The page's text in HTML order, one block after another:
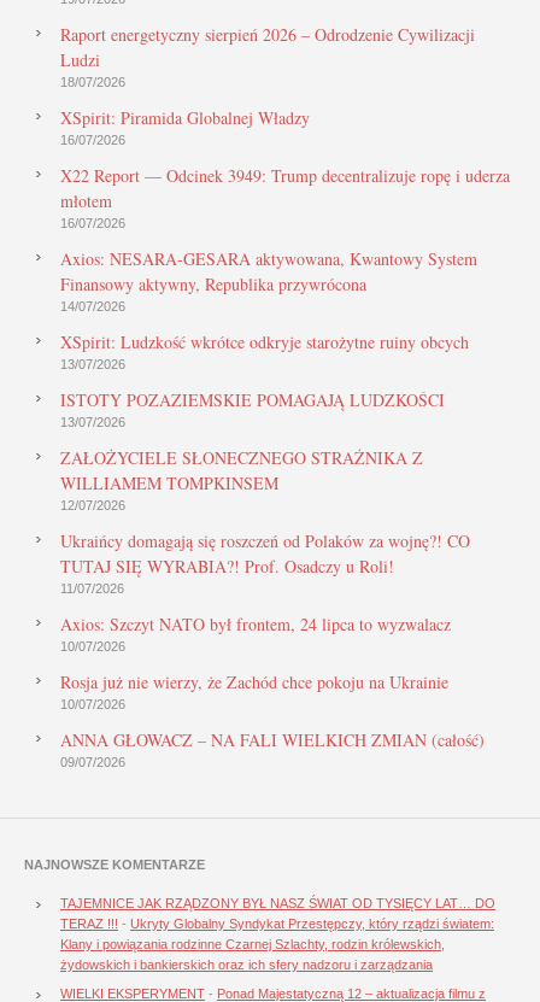
Raport energetyczny sierpień 2026 – Odrodzenie Cywilizacji
Ludzi
18/07/2026
XSpirit: Piramida Globalnej Władzy
16/07/2026
X22 Report — Odcinek 3949: Trump decentralizuje ropę i uderza
młotem
16/07/2026
Axios: NESARA-GESARA aktywowana, Kwantowy System
Finansowy aktywny, Republika przywrócona
14/07/2026
XSpirit: Ludzkość wkrótce odkryje starożytne ruiny obcych
13/07/2026
ISTOTY POZAZIEMSKIE POMAGAJĄ LUDZKOŚCI
13/07/2026
ZAŁOŻYCIELE SŁONECZNEGO STRAŻNIKA Z
WILLIAMEM TOMPKINSEM
12/07/2026
Ukraińcy domagają się roszczeń od Polaków za wojnę?! CO
TUTAJ SIĘ WYRABIA?! Prof. Osadczy u Roli!
11/07/2026
Axios: Szczyt NATO był frontem, 24 lipca to wyzwalacz
10/07/2026
Rosja już nie wierzy, że Zachód chce pokoju na Ukrainie
10/07/2026
ANNA GŁOWACZ – NA FALI WIELKICH ZMIAN (całość)
09/07/2026
NAJNOWSZE KOMENTARZE
TAJEMNICE JAK RZĄDZONY BYŁ NASZ ŚWIAT OD TYSIĘCY LAT… DO
TERAZ !!! - Ukryty Globalny Syndykat Przestępczy, który rządzi światem:
Klany i powiązania rodzinne Czarnej Szlachty, rodzin królewskich,
żydowskich i bankierskich oraz ich sfery nadzoru i zarządzania
WIELKI EKSPERYMENT - Ponad Majestatyczną 12 – aktualizacja filmu z